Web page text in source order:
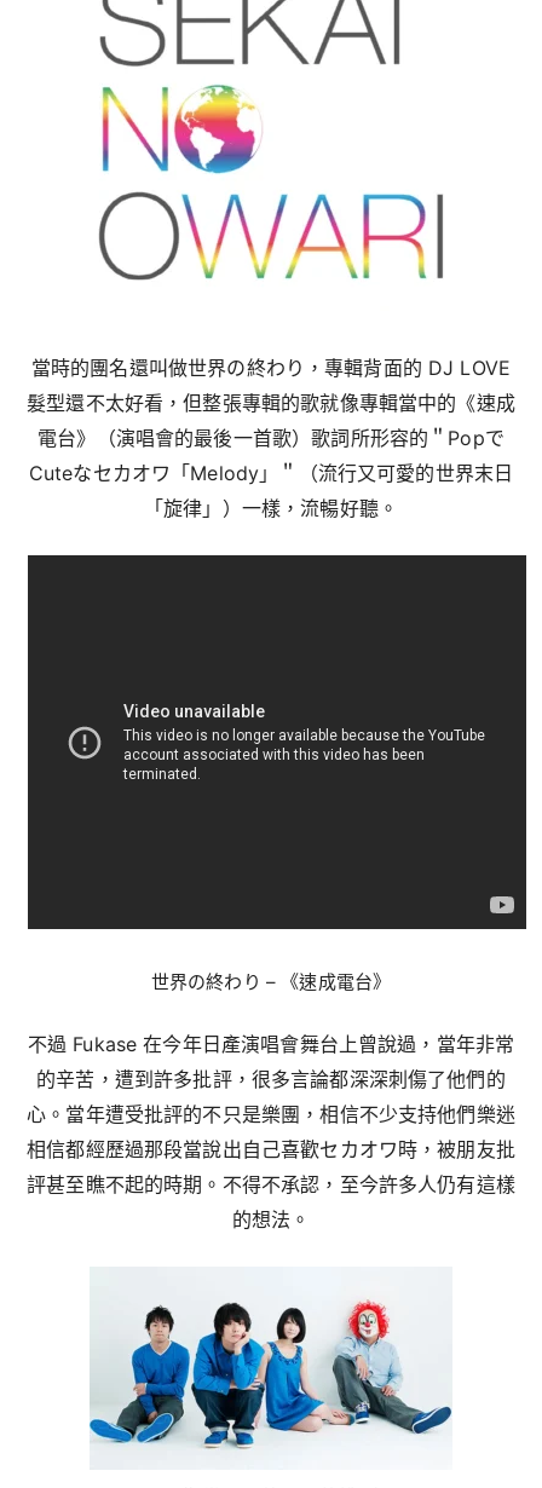
當時的團名還叫做世界の終わり，專輯背面的 DJ LOVE
髮型還不太好看，但整張專輯的歌就像專輯當中的《速成
電台》（演唱會的最後一首歌）歌詞所形容的＂Popで
Cuteなセカオワ「Melody」＂（流行又可愛的世界末日
「旋律」）一樣，流暢好聽。
世界の終わり – 《速成電台》
不過 Fukase 在今年日產演唱會舞台上曾說過，當年非常
的辛苦，遭到許多批評，很多言論都深深刺傷了他們的
心。當年遭受批評的不只是樂團，相信不少支持他們樂迷
相信都經歷過那段當說出自己喜歡セカオワ時，被朋友批
評甚至瞧不起的時期。不得不承認，至今許多人仍有這樣
的想法。